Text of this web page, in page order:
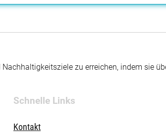
zu erreichen, indem sie
Schnelle Links
Kontakt